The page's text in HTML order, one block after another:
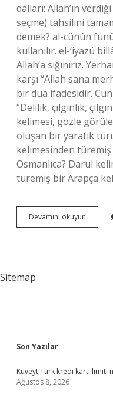
dalları: Allah’ın
seçme) tahsilini
demek? al-cünûn
kullanılır. el-‘iyazü
Allah’a sığınırız.
karşı “Allah sana
bir dua ifadesidir.
“Delilik, çılgınlık,
kelimesi, gözle
oluşan bir yaratık
kelimesinden
Osmanlıca? Darul
türemiş bir Arapça
Devamını okuyun
Ne
Sitemap
Sidebar
Son Yazılar
Kuveyt Türk kredi kartı limiti
Ağustos 8, 2026